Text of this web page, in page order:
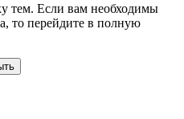
тем. Если вам необходимы
то перейдите в полную